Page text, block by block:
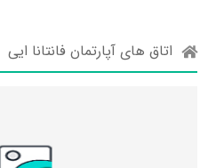
اتاق های آپارتمان فانتانا ایی